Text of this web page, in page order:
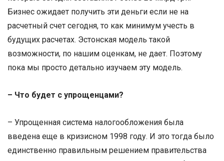
Бизнес ожидает получить эти деньги если не на
расчетный счет сегодня, то как минимум учесть в
будущих расчетах. Эстонская модель такой
возможности, по нашим оценкам, не дает. Поэтому
пока мы просто детально изучаем эту модель.
– Что будет с упрощенцами?
– Упрощенная система налогообложения была
введена еще в кризисном 1998 году. И это тогда было
единственно правильным решением правительства